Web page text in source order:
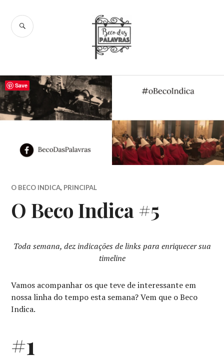
content
Beco das
Palavras
SEARCH
O BECO INDICA, PRINCIPAL
O Beco Indica #5
Toda semana, dez indicações de links para enriquecer sua
timeline
Vamos acompanhar os que teve de interessante em
nossa linha do tempo esta semana? Vem que o Beco
Indica.
#1
Save